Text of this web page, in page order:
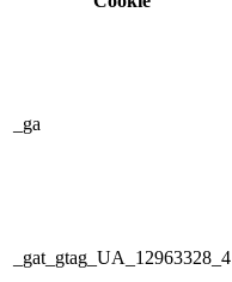
_ga
_gat_gtag_UA_12963328_4